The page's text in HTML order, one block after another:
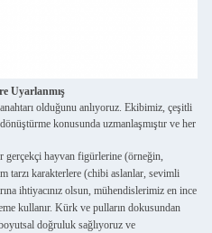
Uyarlanmış
olduğunu anlıyoruz. Ekibimiz, çeşitli
konusunda uzmanlaşmıştır ve her
gerçekçi hayvan figürlerine (örneğin,
tarzı karakterlere (chibi aslanlar, sevimli
ihtiyacınız olsun, mühendislerimiz en ince
kullanır. Kürk ve pulların dokusundan
doğruluk sağlıyoruz ve